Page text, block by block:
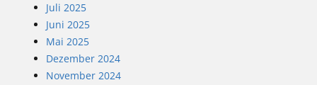
Juli 2025
Juni 2025
Mai 2025
Dezember 2024
November 2024